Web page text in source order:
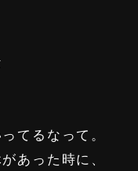
てるなって。
あった時に、